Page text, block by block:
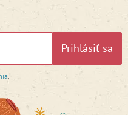
Prihlásiť sa
.